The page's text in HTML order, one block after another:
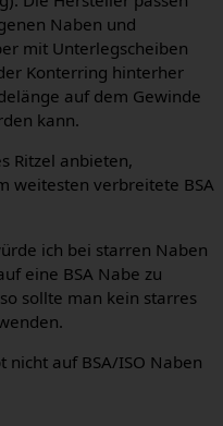
Naben und
mit Unterlegscheiben
Konterring hinterher
auf dem Gewinde
kann.
Ritzel anbieten,
weitesten verbreitete BSA
ich bei starren Naben
eine BSA Nabe zu
sollte man kein starres
nicht auf BSA/ISO Naben